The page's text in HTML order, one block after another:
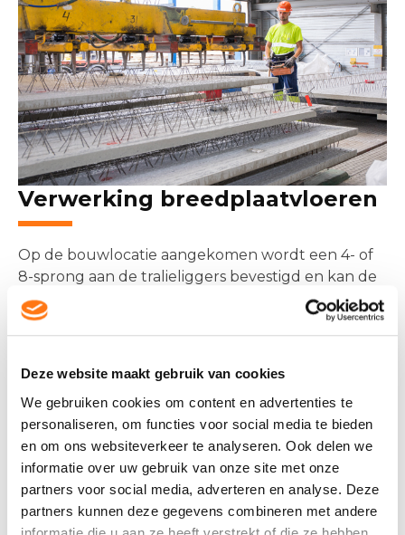
Deze website maakt gebruik van cookies
We gebruiken cookies om content en advertenties te
personaliseren, om functies voor social media te bieden
en om ons websiteverkeer te analyseren. Ook delen we
informatie over uw gebruik van onze site met onze
partners voor social media, adverteren en analyse. Deze
partners kunnen deze gegevens combineren met andere
Verwerking breedplaatvloeren
Op de bouwlocatie aangekomen wordt een 4- of
8-sprong aan de tralieliggers bevestigd en kan de
breedplaatschil gehesen en gemonteerd worden
op de dragende wanden en/of een onderliggende
constructie van stempels. De aanwezige
plaat tijdens het afstorten van de druklaag
voldoende sterkte en stijfheid te geven, te zorgen
voor de onderlinge samenhang van de prefab schil
en de druklaag en hebben een supportfunctie
voor de aan te brengen bovenwapening.
Informatie hierover kunt u terugvinden in onze
verwerkingsinstructies.